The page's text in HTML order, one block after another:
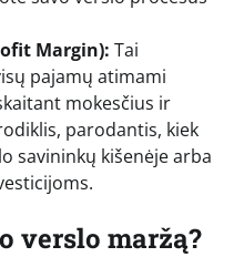
Margin): Tai
pajamų atimami
mokesčius ir
parodantis, kiek
savininkų kišenėje arba
verslo maržą?